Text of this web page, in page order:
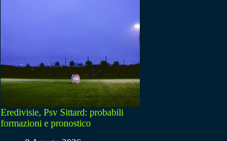
Eredivisie, Psv Sittard: probabili
formazioni e pronostico